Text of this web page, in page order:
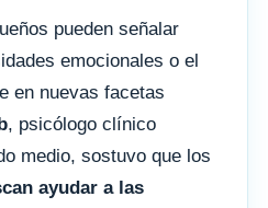
pueden señalar
emocionales o el
en nuevas facetas
, psicólogo clínico
medio, sostuvo que los
ayudar a las